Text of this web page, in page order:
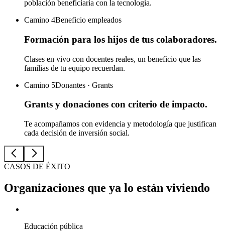
población beneficiaria con la tecnología.
Camino 4Beneficio empleados
Formación para los hijos de tus colaboradores.
Clases en vivo con docentes reales, un beneficio que las
familias de tu equipo recuerdan.
Camino 5Donantes · Grants
Grants y donaciones con criterio de impacto.
Te acompañamos con evidencia y metodología que justifican
cada decisión de inversión social.
CASOS DE ÉXITO
Organizaciones que ya lo están viviendo
Educación pública